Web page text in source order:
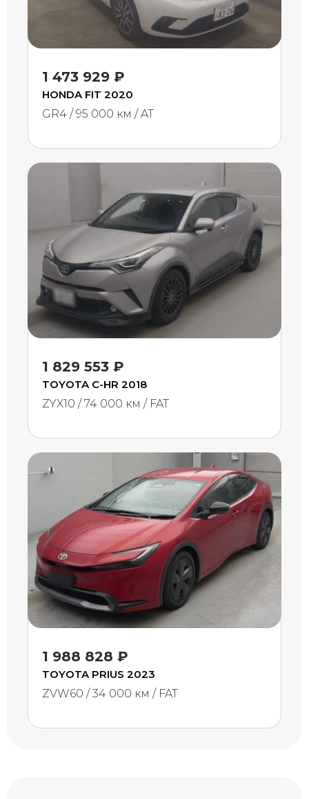
1 473 929 ₽
HONDA FIT 2020
GR4 / 95 000 км / AT
1 829 553 ₽
TOYOTA C-HR 2018
ZYX10 / 74 000 км / FAT
1 988 828 ₽
TOYOTA PRIUS 2023
ZVW60 / 34 000 км / FAT